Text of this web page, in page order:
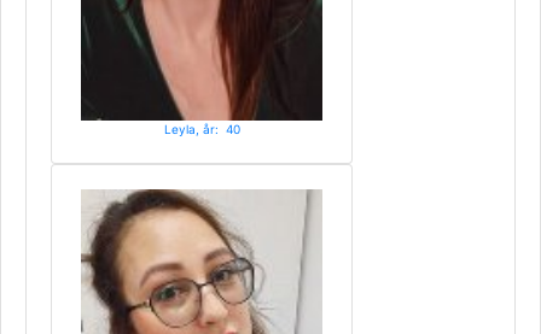
Leyla, år: 40